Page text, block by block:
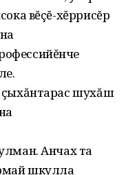
вĕçĕ-хĕррисĕр
çыхăнтарас шухăш
Анчах та
шкулла